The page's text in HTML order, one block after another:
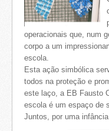
operacionais que, num
corpo a um
escola.
Esta ação simbólica
todos na proteção e
este laço, a EB Fausto
escola é um espaço de
Juntos, por uma